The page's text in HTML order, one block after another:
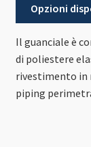
Opzioni
Il guanciale è
di poliestere
rivestimento in
piping